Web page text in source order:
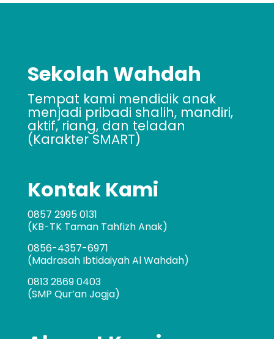
Sekolah Wahdah
Tempat kami mendidik anak
menjadi pribadi shalih, mandiri,
aktif, riang, dan teladan
(Karakter SMART)
Kontak Kami
0857 2995 0131
(KB-TK Taman Tahfizh Anak)
0856-4357-6971
(Madrasah Ibtidaiyah Al Wahdah)
0813 2869 0403
(SMP Qur’an Jogja)